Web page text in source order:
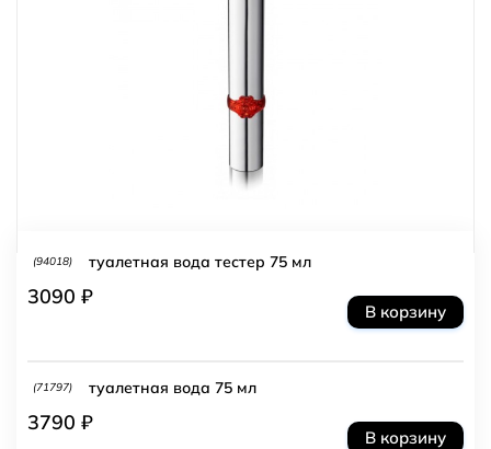
(94018) туалетная вода тестер 75 мл
3090 ₽
В корзину
(71797) туалетная вода 75 мл
3790 ₽
В корзину